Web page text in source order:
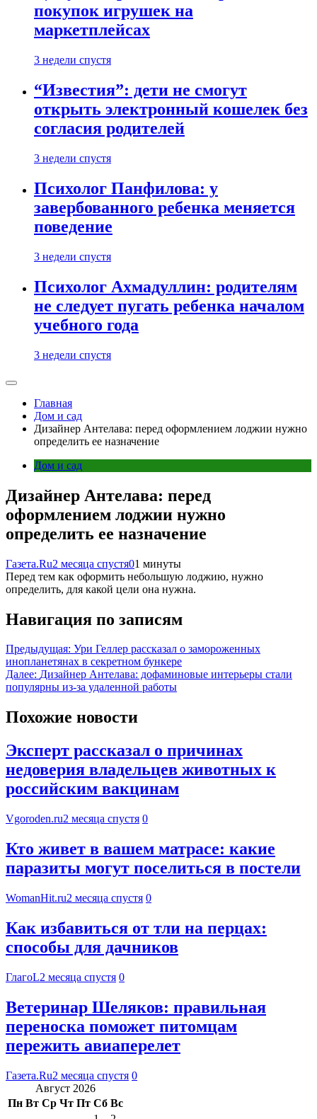
покупок игрушек на
маркетплейсах
3 недели спустя
“Известия”: дети не смогут
открыть электронный кошелек без
согласия родителей
3 недели спустя
Психолог Панфилова: у
завербованного ребенка меняется
поведение
3 недели спустя
Психолог Ахмадуллин: родителям
не следует пугать ребенка началом
учебного года
3 недели спустя
Главная
Дом и сад
Дизайнер Антелава: перед оформлением лоджии нужно
определить ее назначение
Дом и сад
Дизайнер Антелава: перед
оформлением лоджии нужно
определить ее назначение
Газета.Ru2 месяца спустя01 минуты
Перед тем как оформить небольшую лоджию, нужно
определить, для какой цели она нужна.
Навигация по записям
Предыдущая: Ури Геллер рассказал о замороженных
инопланетянах в секретном бункере
Далее: Дизайнер Антелава: дофаминовые интерьеры стали
популярны из-за удаленной работы
Похожие новости
Эксперт рассказал о причинах
недоверия владельцев животных к
российским вакцинам
Vgoroden.ru2 месяца спустя 0
Кто живет в вашем матрасе: какие
паразиты могут поселиться в постели
WomanHit.ru2 месяца спустя 0
Как избавиться от тли на перцах:
способы для дачников
ГлагоL2 месяца спустя 0
Ветеринар Шеляков: правильная
переноска поможет питомцам
пережить авиаперелет
Газета.Ru2 месяца спустя 0
Август 2026
Пн Вт Ср Чт Пт Сб Вс